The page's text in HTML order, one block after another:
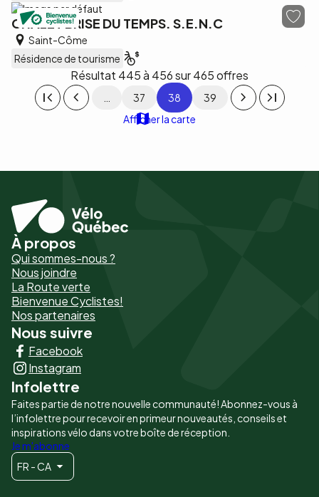
CHALET BRISE DU TEMPS. S.E.N.C
Saint-Côme
Résidence de tourisme
Résultat 445 à 456 sur 465 offres
Pagination 37 38
39
Afficher la carte
Pied
de
page
-
Liens
principaux
À propos
Qui sommes-nous ?
Nous joindre
La Route verte
Bienvenue Cyclistes!
Nos partenaires
Nous suivre
Facebook
Instagram
Infolettre
Faites partie de notre nouvelle communauté! Abonnez-vous à
l’infolettre pour recevoir en primeur nouveautés, conseils et
inspirations vélo dans votre boîte de réception.
Je m'abonne
FR - CA